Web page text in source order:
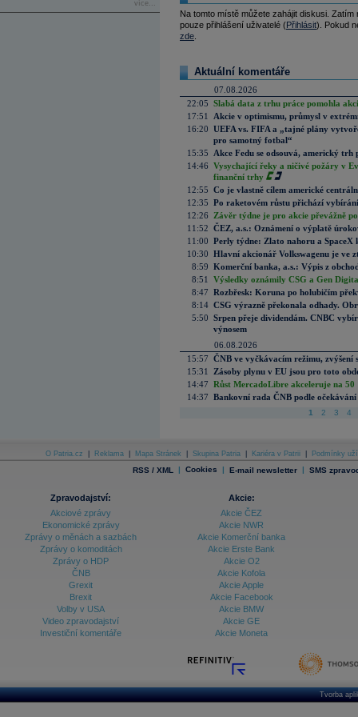
více...
Na tomto místě můžete zahájit diskusi.
pouze přihlášení uživatelé (Přihlásit). Pokud
zde
Aktuální komentáře
07.08.2026
22:05 Slabá data z trhu práce pomohla
17:51
Akcie v optimismu, průmysl v
16:20 UEFA vs. FIFA a „tajné plány
pro samotný fotbal“
15:35
Akce Fedu se odsouvá, americký
14:46 Vysychající řeky a ničivé požáry v
finanční trhy
12:55 Co je vlastně cílem americké
12:35 Po raketovém růstu přichází
12:26
Závěr týdne je pro akcie převážně
11:52 ČEZ, a.s.: Oznámení o výplatě
11:00 Perly týdne: Zlato nahoru a SpaceX
10:30 Hlavní akcionář Volkswagenu je ve
8:59 Komerční banka, a.s.: Výpis z
8:51
Výsledky oznámily CSG a Gen
8:47 Rozbřesk: Koruna po holubičím
8:14 CSG výrazně překonala odhady.
5:50 Srpen přeje dividendám. CNBC
výnosem
06.08.2026
15:57 ČNB ve vyčkávacím režimu, zvýšení
15:31
Zásoby plynu v EU jsou pro toto
14:47 Růst MercadoLibre akceleruje na
14:37 Bankovní rada ČNB podle
1 2 3 4
O Patria.cz Reklama Mapa Stránek Skupina Patria Kariéra v Patrii Podmínky
RSS / XML | Cookies | E-mail newsletter | SMS
Zpravodajství:
Akciové zprávy
Ekonomické zprávy
Zprávy o měnách a sazbách
Zprávy o komoditách
Zprávy o HDP
ČNB
Grexit
Brexit
Volby v USA
Video zpravodajství
Investiční komentáře
Akcie:
Akcie ČEZ
Akcie NWR
Akcie Komerční banka
Akcie Erste Bank
Akcie O2
Akcie Kofola
Akcie Apple
Akcie Facebook
Akcie BMW
Akcie GE
Akcie Moneta
Tvorba